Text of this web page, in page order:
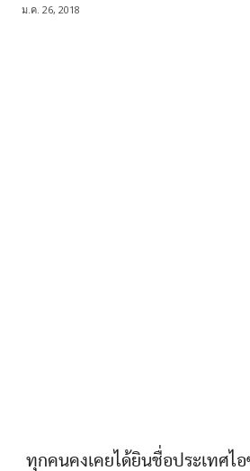
ม.ค. 26, 2018
ทุกคนคงเคยได้ยินชื่อประเทศไ